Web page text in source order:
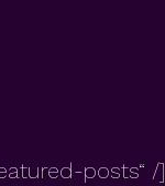
posts“ /]